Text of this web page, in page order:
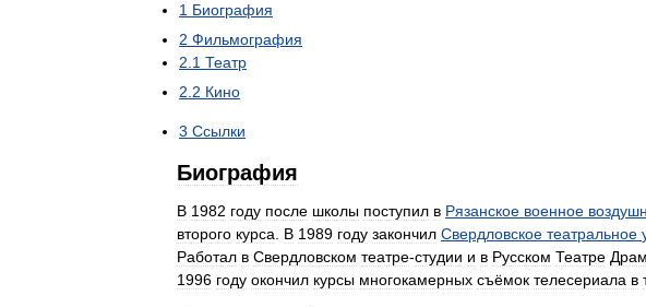
1 Биография
2 Фильмография
2 1 Театр
2 2 Кино
3 Ссылки
Биография
В 1982 году после школы поступил в Рязанское военное
второго курса В 1989 году закончил Свердловское театральное
Работал в Свердловском театре-студии и в Русском Театре
1996 году окончил курсы многокамерных съёмок телесериала в